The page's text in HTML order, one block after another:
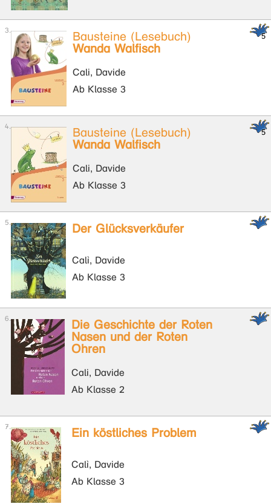
Bausteine (Lesebuch)
Wanda Walfisch
Cali, Davide
Ab Klasse 3
Bausteine (Lesebuch)
Wanda Walfisch
Cali, Davide
Ab Klasse 3
Der Glücksverkäufer
Calì, Davide
Ab Klasse 3
Die Geschichte der Roten
Nasen und der Roten
Ohren
Cali, Davide
Ab Klasse 2
Ein köstliches Problem
Calì, Davide
Ab Klasse 3